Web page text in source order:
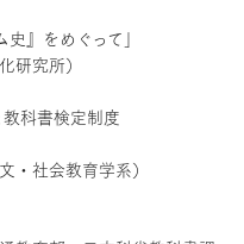
』をめぐって」
究所）
科書検定制度
社会教育学系）